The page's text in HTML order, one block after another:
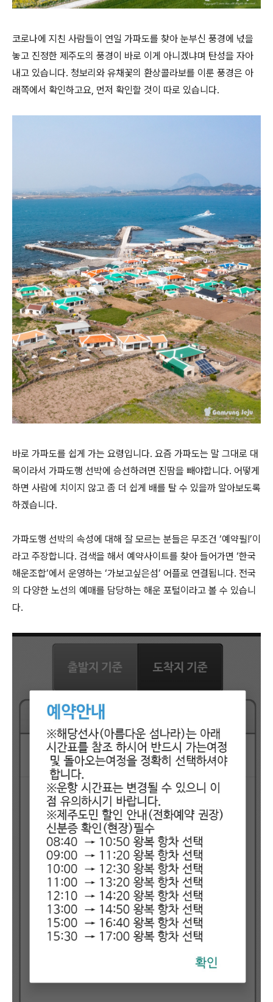
코로나에 지친 사람들이 연일 가파도를 찾아 눈부신 풍경에 넋을
놓고 진정한 제주도의 풍경이 바로 이게 아니겠냐며 탄성을 자아
내고 있습니다. 청보리와 유채꽃의 환상콜라보를 이룬 풍경은 아
래쪽에서 확인하고요, 먼저 확인할 것이 따로 있습니다.
바로 가파도를 쉽게 가는 요령입니다. 요즘 가파도는 말 그대로 대
목이라서 가파도행 선박에 승선하려면 진땀을 빼야합니다. 어떻게
하면 사람에 치이지 않고 좀 더 쉽게 배를 탈 수 있을까 알아보도록
하겠습니다.
가파도행 선박의 속성에 대해 잘 모르는 분들은 무조건 ‘예약필!’이
라고 주장합니다. 검색을 해서 예약사이트를 찾아 들어가면 ‘한국
해운조합’에서 운영하는 ‘가보고싶은섬’ 어플로 연결됩니다. 전국
의 다양한 노선의 예매를 담당하는 해운 포털이라고 볼 수 있습니
다.